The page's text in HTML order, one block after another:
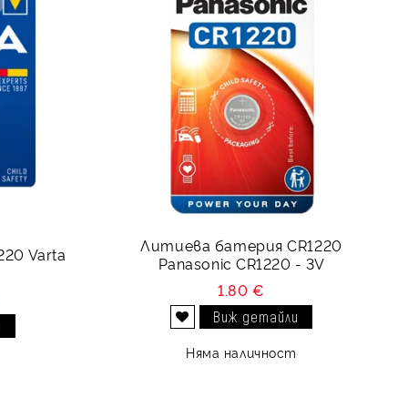
Varta
Литиева батерия CR1220
Panasonic CR1220 - 3V
1.80 €
Виж детайли
Няма наличност